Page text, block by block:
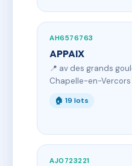
AH6576763
APPAIX
📍 av des grands
Chapelle-en-Vercors
🏠 19 lots
AJ0723221